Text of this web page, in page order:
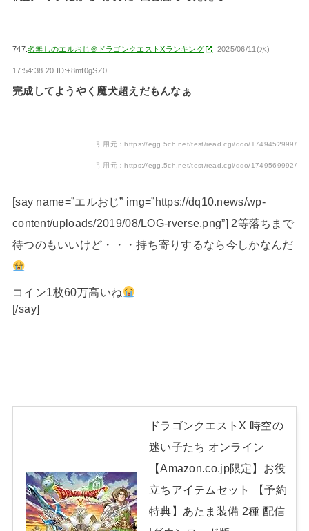
747:名無しのエルおじ＠ドラゴンクエストXランキング 2025/06/11(水)
17:54:38.20 ID:+8mf0gSZ0
完成してようやく魔犬超えだもんなぁ
引用元：https://egg.5ch.net/test/read.cgi/dqo/1749452999/
引用元：https://egg.5ch.net/test/read.cgi/dqo/1749569992/
[say name=”エルおじ” img=”https://dq10.news/wp-
content/uploads/2019/08/LOG-rverse.png”] 2等落ちまで
待つのもいいけど・・・持ち寄りするなら今しかなんだ
コイン1枚60万高いね
[/say]
ドラゴンクエストX 時空の
迷い子たち オンライン
【Amazon.co.jp限定】お役
立ちアイテムセット 【予約
特典】あたま装備 2種 配信